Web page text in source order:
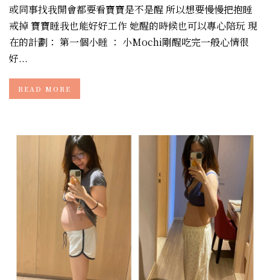
或同事找我開會都要看寶寶是不是醒 所以想要慢慢把抱睡
戒掉 寶寶睡我也能好好工作 她醒的時候也可以專心陪玩 現
在的計劃： 第一個小睡 ： 小Mochi剛醒吃完一般心情很
好...
READ MORE